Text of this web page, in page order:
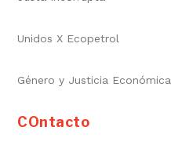
Unidos X Ecopetrol
Género y Justicia Económica
COntacto